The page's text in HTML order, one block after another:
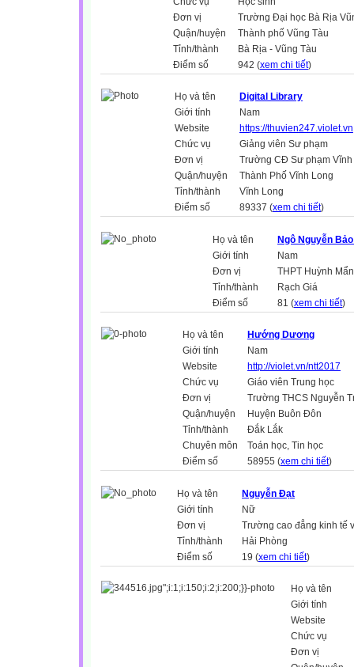
Đơn vị
Trường Đại học Bà Rịa
Quận/huyện
Thành phố Vũng Tàu
Tỉnh/thành
Bà Rịa - Vũng Tàu
Điểm số
942 (xem chi tiết)
Họ và tên
Digital Library
Giới tính
Nam
Website
https://thuvien247.violet.vn
Chức vụ
Giảng viên Sư phạm
Đơn vị
Trường CĐ Sư phạm
Quận/huyện
Thành Phố Vĩnh Long
Tỉnh/thành
Vĩnh Long
Điểm số
89337 (xem chi tiết)
Họ và tên
Ngô Nguyễn
Giới tính
Nam
Đơn vị
THPT Huỳnh
Tỉnh/thành
Rạch Giá
Điểm số
81 (xem chi tiết)
Họ và tên
Hướng Dương
Giới tính
Nam
Website
http://violet.vn/ntt2017
Chức vụ
Giáo viên Trung học
Đơn vị
Trường THCS Nguyễn
Quận/huyện
Huyện Buôn Đôn
Tỉnh/thành
Đắk Lắk
Chuyên môn
Toán học, Tin học
Điểm số
58955 (xem chi tiết)
Họ và tên
Nguyễn Đạt
Giới tính
Nữ
Đơn vị
Trường cao đẳng kinh tế
Tỉnh/thành
Hải Phòng
Điểm số
19 (xem chi tiết)
Họ và tên
Giới tính
Website
Chức vụ
Đơn vị